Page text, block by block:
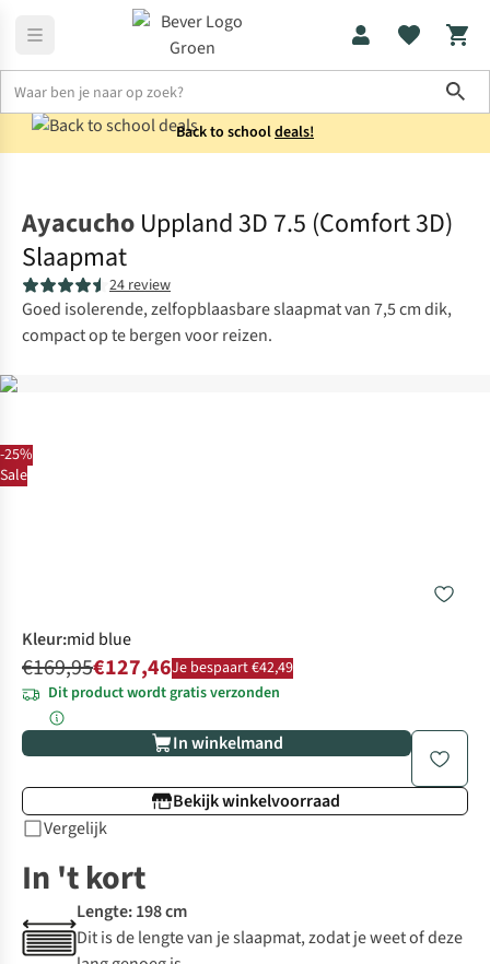
Back to schooldeals!
-25%
Sale
Ayacucho Uppland 3D 7.5 (Comfort 3D)
Slaapmat
24 review
Goed isolerende, zelfopblaasbare slaapmat van 7,5 cm dik,
compact op te bergen voor reizen.
Kleur:mid blue
€169,95€127,46Je bespaart €42,49
Dit product wordt gratis verzonden
In winkelmand
Bekijk winkelvoorraad
Vergelijk
In 't kort
Lengte: 198 cm
Dit is de lengte van je slaapmat, zodat je weet of deze